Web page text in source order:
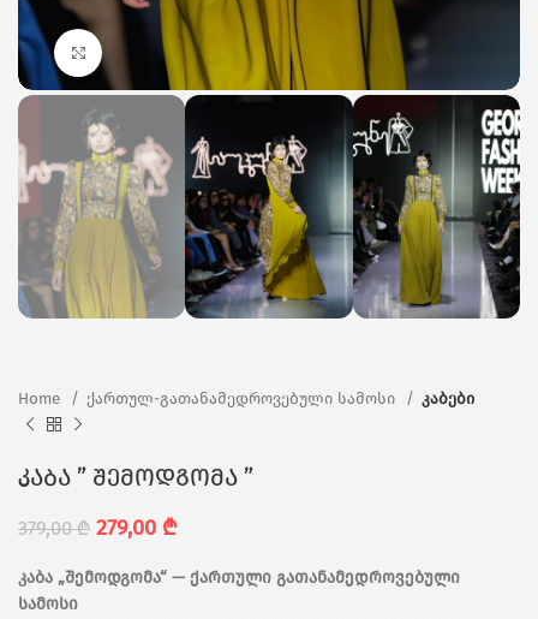
Click to enlarge
Home ქართულ-გათანამედროვებული სამოსი კაბები
კაბა ” შემოდგომა ”
379,00₾ 279,00 ₾
კაბა „შემოდგომა“ — ქართული გათანამედროვებული
სამოსი